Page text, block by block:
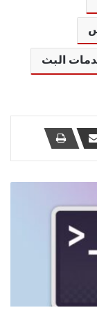
البث